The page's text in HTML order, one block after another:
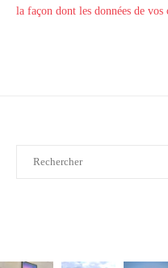
la façon dont les données de vos